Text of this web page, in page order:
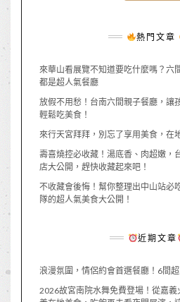
熱門文章
來華山看展覽不知道要吃什麼嗎？六
都是超人氣餐廳
放假不用愁！台南六間親子餐廳，讓
輕鬆吃美食！
來行天宮拜拜，別忘了享用美食，在
壽喜燒控必收藏！湯底香、肉超嫩，
店大公開，趕快收藏起來吧！
不收藏會後悔！幫你整理出中山站必
隊的超人氣美食大公開！
近期文章
浪漫氛圍，情侶約會首選餐廳！6間
2026故宮南院水舞免費登場！從嘉